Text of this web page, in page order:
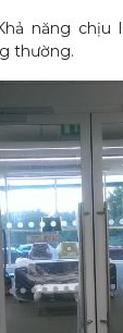
năng chịu
thường.